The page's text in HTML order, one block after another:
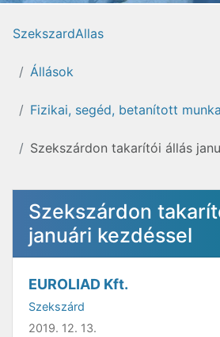
SzekszardAllas
Állások
Fizikai, segéd, betanított munka
Szekszárdon takarítói állás
Szekszárdon
januári kezdéssel
EUROLIAD Kft.
Szekszárd
2019. 12. 13.